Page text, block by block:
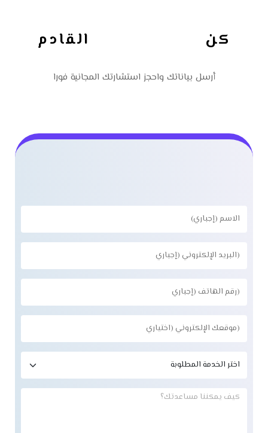
كن القادم
أرسل بياناتك واحجز استشارتك المجانية فورا